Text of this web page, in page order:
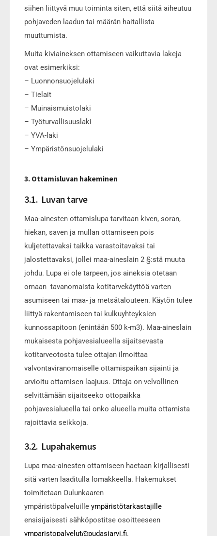
siihen liittyvä muu toiminta siten, että siitä aiheutuu
pohjaveden laadun tai määrän haitallista
muuttumista.
Muita kiviaineksen ottamiseen vaikuttavia lakeja
ovat esimerkiksi:
– Luonnonsuojelulaki
– Tielait
– Muinaismuistolaki
– Työturvallisuuslaki
– YVA-laki
– Ympäristönsuojelulaki
3. Ottamisluvan hakeminen
3.1. Luvan tarve
Maa-ainesten ottamislupa tarvitaan kiven, soran,
hiekan, saven ja mullan ottamiseen pois
kuljetettavaksi taikka varastoitavaksi tai
jalostettavaksi, jollei maa-aineslain 2 §:stä muuta
johdu. Lupa ei ole tarpeen, jos aineksia otetaan
omaan tavanomaista kotitarvekäyttöä varten
asumiseen tai maa- ja metsätalouteen. Käytön tulee
liittyä rakentamiseen tai kulkuyhteyksien
kunnossapitoon (enintään 500 k-m3). Maa-aineslain
mukaisesta pohjavesialueella sijaitsevasta
kotitarveotosta tulee ottajan ilmoittaa
valvontaviranomaiselle ottamispaikan sijainti ja
arvioitu ottamisen laajuus. Ottaja on velvollinen
selvittämään sijaitseeko ottopaikka
pohjavesialueella tai onko alueella muita ottamista
rajoittavia seikkoja.
3.2. Lupahakemus
Lupa maa-ainesten ottamiseen haetaan kirjallisesti
sitä varten laaditulla lomakkeella. Hakemukset
toimitetaan Oulunkaaren
ympäristöpalveluille ympäristötarkastajille
ensisijaisesti sähköpostitse osoitteeseen
ymparistopalvelut@pudasjarvi.fi.